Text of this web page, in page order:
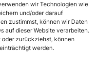
wir Technologien wie
und/oder darauf
zustimmst, können wir Daten
auf dieser Website verarbeiten.
oder zurückziehst, können
werden.
schauen, über
Der
von